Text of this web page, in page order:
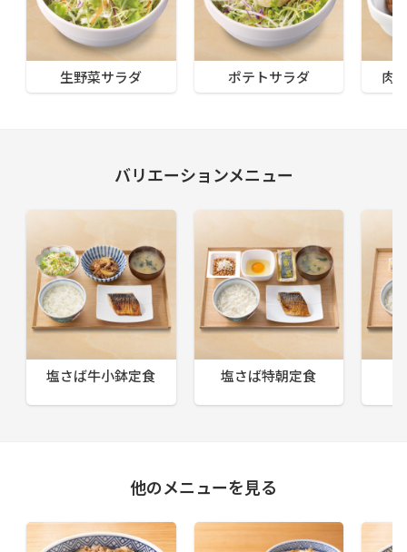
生野菜サラダ ポテトサラダ 肉
バリエーションメニュー
塩さば牛小鉢定食 塩さば特朝定食
他のメニューを見る